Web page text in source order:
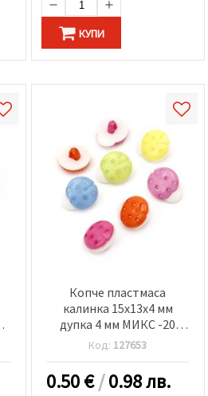
КУПИ
Копче пластмаса
калинка 15x13x4 мм
дупка 4 мм МИКС -20
броя
Код: 127653
0.50€/0.98 лв.